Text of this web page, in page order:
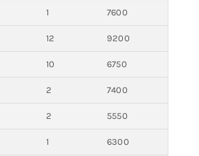
1 7600
12 9200
10 6750
2 7400
2 5550
1 6300